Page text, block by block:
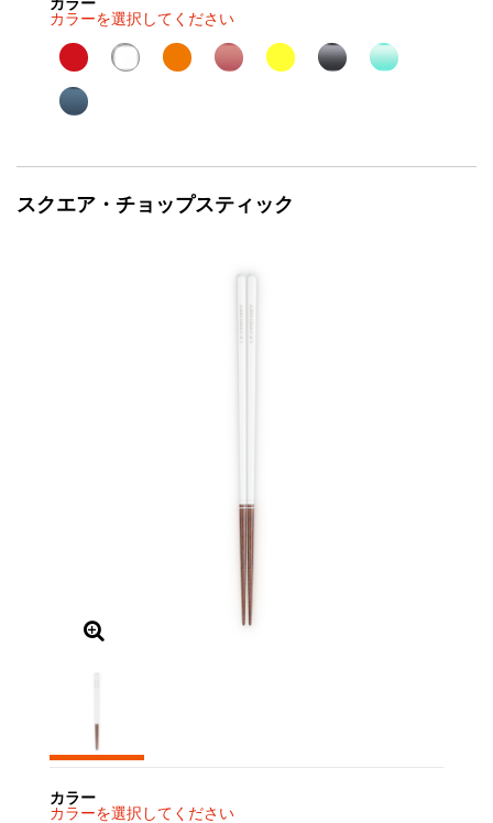
カラーを選択してください
スクエア・チョップスティック
カラー
カラーを選択してください